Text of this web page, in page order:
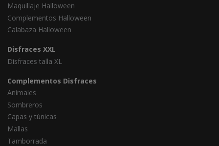
Maquillaje Halloween
Complementos Halloween
Calabaza Halloween
Disfraces XXL
Disfraces talla XL
Complementos Disfraces
Animales
Sombreros
Capas y túnicas
Mallas
Tamborrada